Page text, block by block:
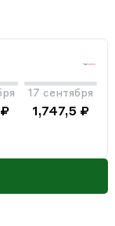
17 сентября
1,747,5 ₽